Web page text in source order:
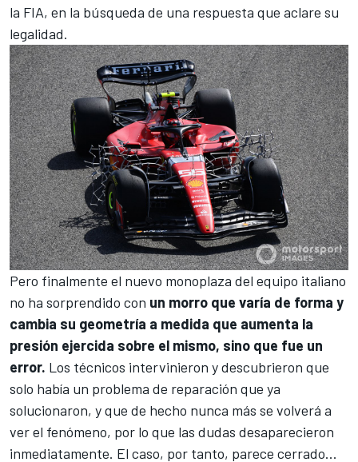
la FIA, en la búsqueda de una respuesta que aclare su
legalidad.
Pero finalmente el nuevo monoplaza del equipo italiano
no ha sorprendido con un morro que varía de forma y
cambia su geometría a medida que aumenta la
presión ejercida sobre el mismo, sino que fue un
error. Los técnicos intervinieron y descubrieron que
solo había un problema de reparación que ya
solucionaron, y que de hecho nunca más se volverá a
ver el fenómeno, por lo que las dudas desaparecieron
inmediatamente. El caso, por tanto, parece cerrado...